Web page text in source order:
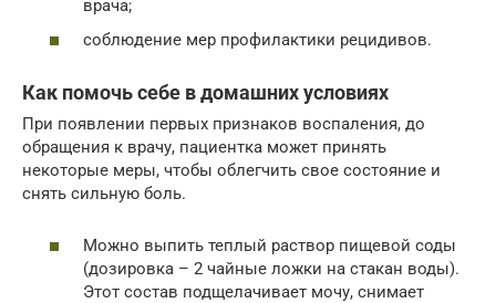
врача;
соблюдение мер профилактики рецидивов.
Как помочь себе в домашних условиях
При появлении первых признаков воспаления, до
обращения к врачу, пациентка может принять
некоторые меры, чтобы облегчить свое состояние и
снять сильную боль.
Можно выпить теплый раствор пищевой соды
(дозировка – 2 чайные ложки на стакан воды).
Этот состав подщелачивает мочу, снимает